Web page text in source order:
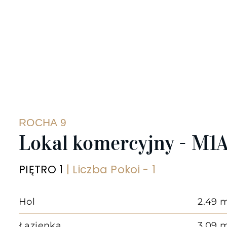
ROCHA 9
Lokal komercyjny -
PIĘTRO 1 | Liczba Pokoi - 1
Hol 2.49